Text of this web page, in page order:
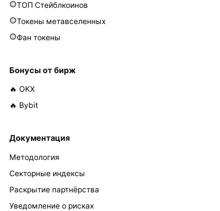
ТОП Стейблкоинов
Токены метавселенных
Фан токены
Бонусы от бирж
🔥 OKX
🔥 Bybit
Документация
Методология
Секторные индексы
Раскрытие партнёрства
Уведомление о рисках